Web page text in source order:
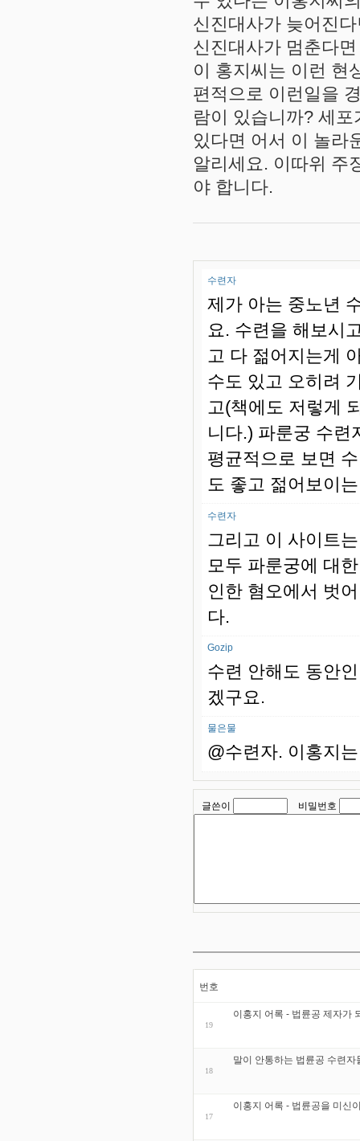
신진대사가 늦어진
신진대사가 멈춘다
이 홍지씨는 이런 현
편적으로 이런일을
람이 있습니까? 세
있다면 어서 이 놀라
알리세요. 이따위 주
야 합니다.
수련자
제가 아는 중노년
요. 수련을 해보시
고 다 젊어지는게
수도 있고 오히려
고(책에도 저렇게
니다.) 파룬궁 수련
평균적으로 보면
도 좋고 젊어보이
수련자
그리고 이 사이트
모두 파룬궁에 대
인한 혐오에서 벗
다.
Gozip
수련 안해도 동안
겠구요.
물은물
@수련자. 이홍지
글쓴이 비밀번호
번호
19
이홍지 어록 - 법륜공 제자가
18
말이 안통하는 법륜공 수련자
17
이홍지 어록 - 법륜공을 미신